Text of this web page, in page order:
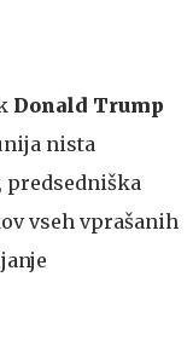
Donald Trump
nista
vseh vprašanih